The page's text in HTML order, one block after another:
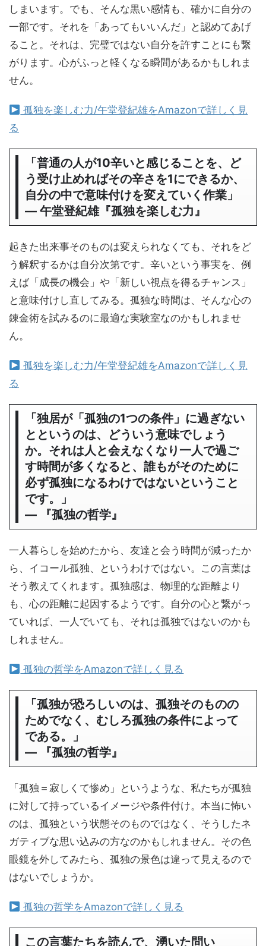
しまいます。でも、そんな黒い感情も、確かに自分の
一部です。それを「あってもいいんだ」と認めてあげ
ること。それは、完璧ではない自分を許すことにも繋
がります。心がふっと軽くなる瞬間があるかもしれま
せん。
孤独を楽しむ力/午堂登紀雄をAmazonで詳しく見
る
「普通の人が10辛いと感じることを、ど
う受け止めればその辛さを1にできるか、
自分の中で意味付けを変えていく作業」
― 午堂登紀雄『孤独を楽しむ力』
起きた出来事そのものは変えられなくても、それをど
う解釈するかは自分次第です。辛いという事実を、例
えば「成長の機会」や「新しい視点を得るチャンス」
と意味付けし直してみる。孤独な時間は、そんな心の
錬金術を試みるのに最適な実験室なのかもしれませ
ん。
孤独を楽しむ力/午堂登紀雄をAmazonで詳しく見
る
「独居が「孤独の1つの条件」に過ぎない
とというのは、どういう意味でしょう
か。それは人と会えなくなり一人で過ご
す時間が多くなると、誰もがそのために
必ず孤独になるわけではないということ
です。」
― 『孤独の哲学』
一人暮らしを始めたから、友達と会う時間が減ったか
ら、イコール孤独、というわけではない。この言葉は
そう教えてくれます。孤独感は、物理的な距離より
も、心の距離に起因するようです。自分の心と繋がっ
ていれば、一人でいても、それは孤独ではないのかも
しれません。
孤独の哲学をAmazonで詳しく見る
「孤独が恐ろしいのは、孤独そのものの
ためでなく、むしろ孤独の条件によって
である。」
― 『孤独の哲学』
「孤独＝寂しくて惨め」というような、私たちが孤独
に対して持っているイメージや条件付け。本当に怖い
のは、孤独という状態そのものではなく、そうしたネ
ガティブな思い込みの方なのかもしれません。その色
眼鏡を外してみたら、孤独の景色は違って見えるので
はないでしょうか。
孤独の哲学をAmazonで詳しく見る
この言葉たちを読んで、湧いた問い